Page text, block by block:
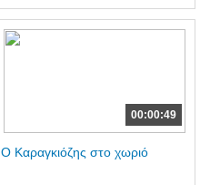
00:00:49
Ο Καραγκιόζης στο χωριό